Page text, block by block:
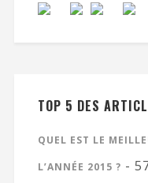
TOP 5 DES
QUEL EST LE
L’ANNÉE 2015 ? -